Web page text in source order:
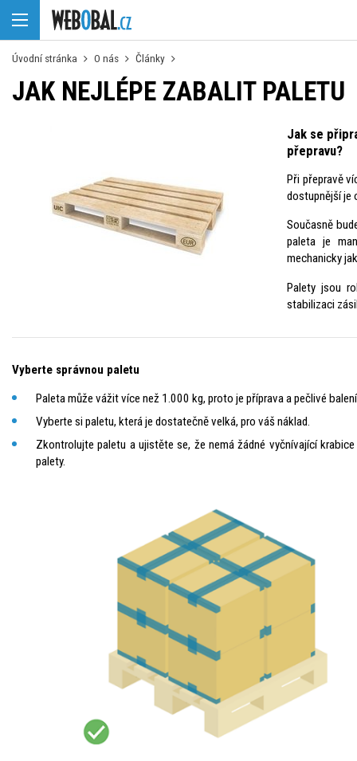
Úvodní stránka O nás Články
JAK NEJLÉPE ZABALIT PALETU
Jak se
přepravu?
Při přepravě
dostupnější je
Současně
paleta je
mechanicky
Palety jsou
stabilizaci
Vyberte správnou paletu
Paleta může vážit více než 1.000 kg, proto je příprava a pečlivé
Vyberte si paletu, která je dostatečně velká, pro váš náklad.
Zkontrolujte paletu a ujistěte se, že nemá žádné vyčnívající
palety.